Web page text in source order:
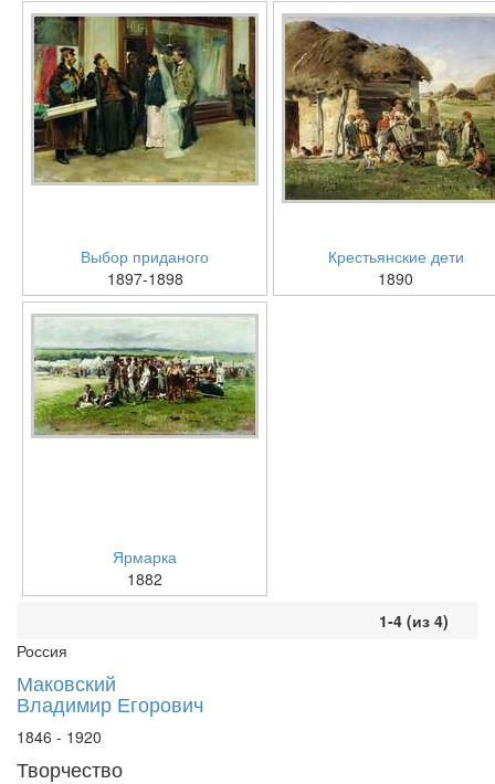
Выбор приданого
1897-1898
Крестьянские дети
1890
Ярмарка
1882
1-4 (из 4)
Россия
Маковский
Владимир Егорович
1846 - 1920
Творчество